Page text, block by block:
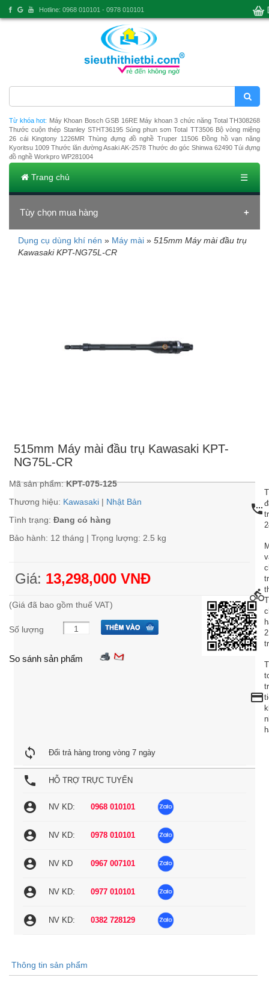
Từ khóa hot: Máy Khoan Bosch GSB 16RE Máy khoan 3 chức năng Total TH308268
Thước cuộn thép Stanley STHT36195 Súng phun sơn Total TT3506 Bộ vòng miệng
26 cái Kingtony 1226MR Thùng đựng đồ nghề Truper 11506 Đồng hồ vạn năng
Kyoritsu 1009 Thước lăn đường Asaki AK-2578 Thước đo góc Shinwa 62490 Túi đựng
đồ nghề Workpro WP281004
Trang chủ ☰
Tùy chọn mua hàng
Đang tải dữ liệu
Dụng cụ dùng khí nén » Máy mài » 515mm Máy mài đầu trụ
Kawasaki KPT-NG75L-CR
515mm Máy mài đầu trụ Kawasaki KPT-
NG75L-CR
Mã sản phẩm:KPT-075-125
Thương hiệu: Kawasaki | Nhật Bản
Tình trạng: Đang có hàng
Bảo hành: 12 tháng | Trọng lượng: 2.5 kg
Giá: 13,298,000 VNĐ
(Giá đã bao gồm thuế VAT)
Số lượng
So sánh sản phẩm
settings_phone
directions_bike
credit_card
loop Đổi trả hàng trong vòng 7 ngày
local_phone HỖ TRỢ TRỰC TUYẾN
account_circle NV KD: 0968 010101
account_circle NV KD: 0978 010101
account_circle NV KD 0967 007101
account_circle NV KD: 0977 010101
account_circle NV KD: 0382 728129
Thông tin sản phẩm
Hotline: 0968 010101 - 0978 010101